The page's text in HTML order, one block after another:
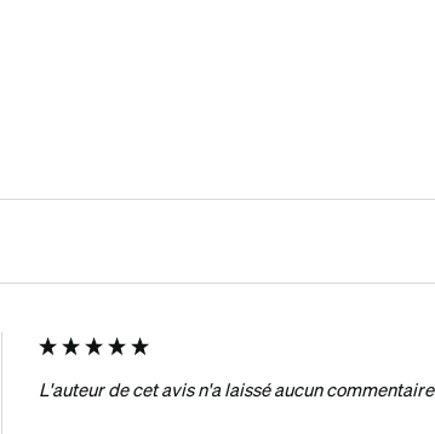
L'auteur de cet avis n'a laissé aucun commentaire